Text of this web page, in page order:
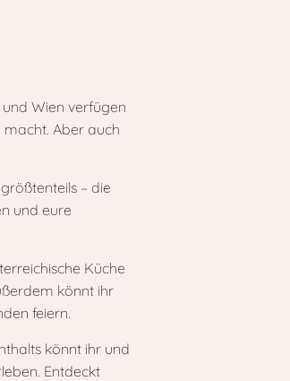
Wien verfügen
Aber auch
– die
und eure
Küche
könnt ihr
feiern.
könnt ihr und
Entdeckt